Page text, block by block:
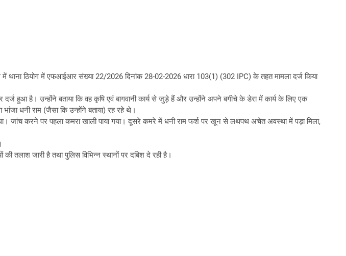
ठियोग में एफआईआर संख्या 22/2026 दिनांक 28-02-2026 धारा 103(1) (302 IPC) के तहत मामला दर्ज किया
दर्ज हुआ है। उन्होंने बताया कि वह कृषि एवं बागवानी कार्य से जुड़े हैं और उन्होंने अपने बगीचे के डेरा में कार्य के लिए एक
भांजा धनी राम (जैसा कि उन्होंने बताया) रह रहे थे।
जांच करने पर पहला कमरा खाली पाया गया। दूसरे कमरे में धनी राम फर्श पर खून से लथपथ अचेत अवस्था में पड़ा मिला,
तलाश जारी है तथा पुलिस विभिन्न स्थानों पर दबिश दे रही है।